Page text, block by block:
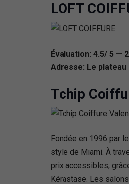
LOFT
Évaluation: 4.5/ 5 —
Adresse: Le plateau
Tchip
Fondée en 1996 par
style de Miami. À
prix accessibles,
Kérastase. Les